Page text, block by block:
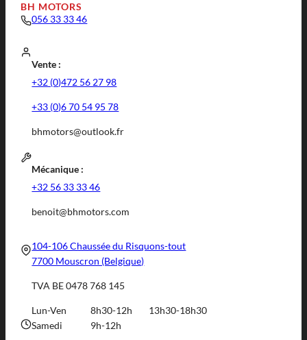
BH MOTORS
056 33 33 46
Vente :
+32 (0)472 56 27 98
+33 (0)6 70 54 95 78
bhmotors@outlook.fr
Mécanique :
+32 56 33 33 46
benoit@bhmotors.com
104-106 Chaussée du Risquons-tout
7700 Mouscron (Belgique)
TVA BE 0478 768 145
Lun-Ven 8h30-12h
13h30-18h30
Samedi
9h-12h